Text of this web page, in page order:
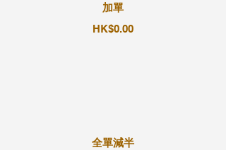
加單
HK$0.00
全單減半